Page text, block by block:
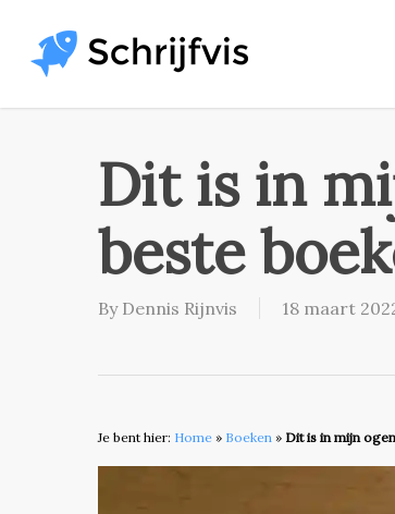
main
Dit is in
beste
By Dennis Rijnvis 18 maart
Je bent hier: Home » Boeken » Dit is in mijn